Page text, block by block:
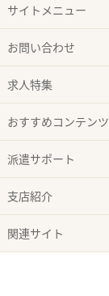
サイトメニュー
お問い合わせ
求人特集
おすすめコンテンツ
派遣サポート
支店紹介
関連サイト